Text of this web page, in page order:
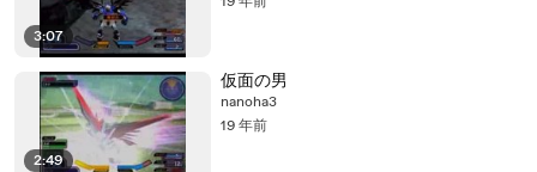
3:07
2:49
仮面の男
nanoha3
19 年前